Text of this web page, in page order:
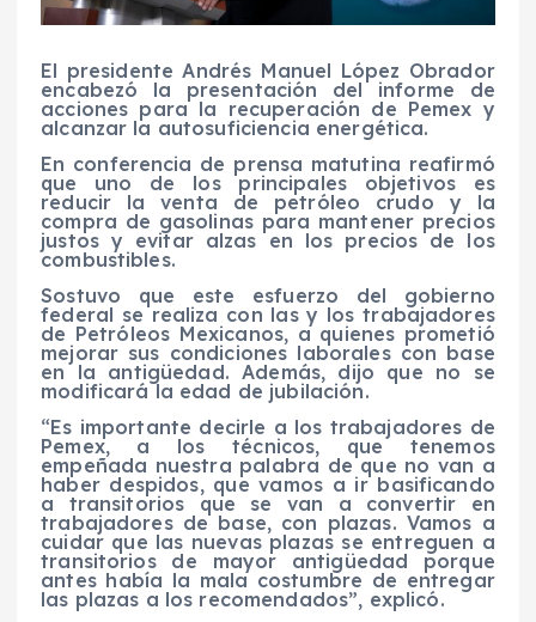
El presidente Andrés Manuel López Obrador
encabezó la presentación del informe de
acciones para la recuperación de Pemex y
alcanzar la autosuficiencia energética.
En conferencia de prensa matutina reafirmó
que uno de los principales objetivos es
reducir la venta de petróleo crudo y la
compra de gasolinas para mantener precios
justos y evitar alzas en los precios de los
combustibles.
Sostuvo que este esfuerzo del gobierno
federal se realiza con las y los trabajadores
de Petróleos Mexicanos, a quienes prometió
mejorar sus condiciones laborales con base
en la antigüedad. Además, dijo que no se
modificará la edad de jubilación.
“Es importante decirle a los trabajadores de
Pemex, a los técnicos, que tenemos
empeñada nuestra palabra de que no van a
haber despidos, que vamos a ir basificando
a transitorios que se van a convertir en
trabajadores de base, con plazas. Vamos a
cuidar que las nuevas plazas se entreguen a
transitorios de mayor antigüedad porque
antes había la mala costumbre de entregar
las plazas a los recomendados”, explicó.